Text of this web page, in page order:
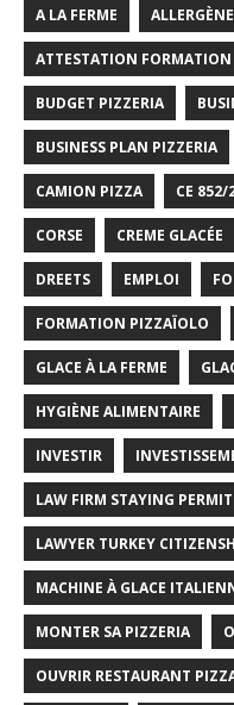
A LA FERME
ATTESTATION FORMATION
BUDGET PIZZERIA
BUSINESS PLAN PIZZERIA
CAMION PIZZA CE 852/
CORSE CREME GLACÉE
DREETS EMPLOI
FORMATION PIZZAÏOLO
GLACE À LA FERME
HYGIÈNE ALIMENTAIRE
INVESTIR
LAW FIRM STAYING PERMIT
LAWYER TURKEY
MACHINE À GLACE
MONTER SA PIZZERIA
OUVRIR RESTAURANT